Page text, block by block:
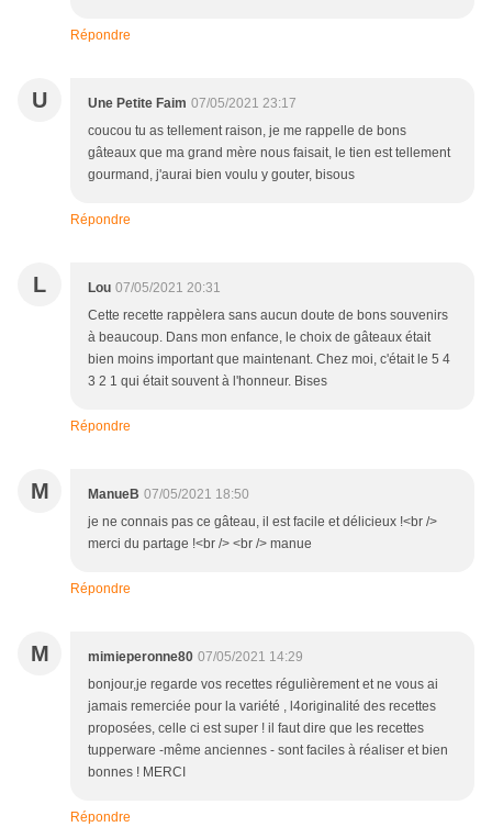
Répondre
U Une Petite Faim 07/05/2021 23:17
coucou tu as tellement raison, je me rappelle de bons
gâteaux que ma grand mère nous faisait, le tien est tellement
gourmand, j'aurai bien voulu y gouter, bisous
Répondre
L Lou 07/05/2021 20:31
Cette recette rappèlera sans aucun doute de bons souvenirs
à beaucoup. Dans mon enfance, le choix de gâteaux était
bien moins important que maintenant. Chez moi, c'était le 5 4
3 2 1 qui était souvent à l'honneur. Bises
Répondre
M ManueB 07/05/2021 18:50
je ne connais pas ce gâteau, il est facile et délicieux !<br />
merci du partage !<br /> <br /> manue
Répondre
M mimieperonne80 07/05/2021 14:29
bonjour,je regarde vos recettes régulièrement et ne vous ai
jamais remerciée pour la variété , l4originalité des recettes
proposées, celle ci est super ! il faut dire que les recettes
tupperware -même anciennes - sont faciles à réaliser et bien
bonnes ! MERCI
Répondre